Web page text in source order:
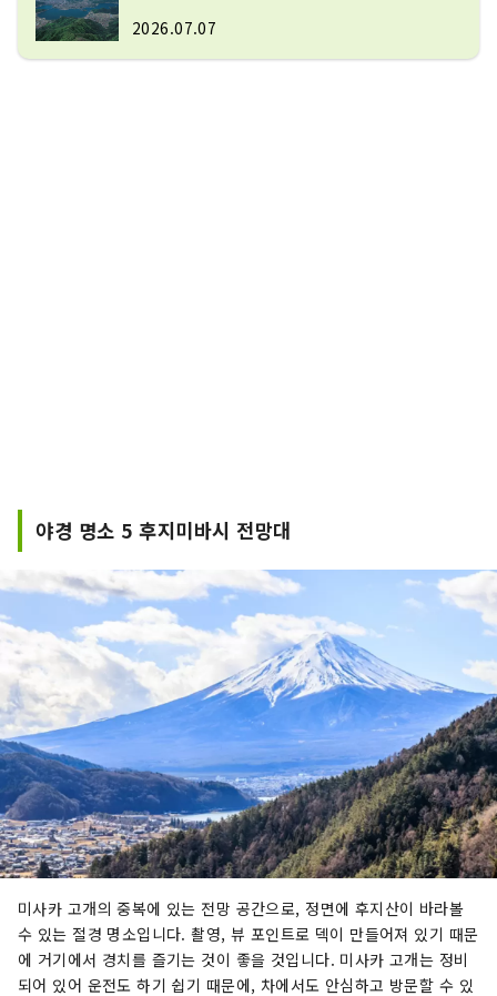
2026.07.07
야경 명소 5 후지미바시 전망대
미사카 고개의 중복에 있는 전망 공간으로, 정면에 후지산이 바라볼
수 있는 절경 명소입니다. 촬영, 뷰 포인트로 덱이 만들어져 있기 때문
에 거기에서 경치를 즐기는 것이 좋을 것입니다. 미사카 고개는 정비
되어 있어 운전도 하기 쉽기 때문에, 차에서도 안심하고 방문할 수 있